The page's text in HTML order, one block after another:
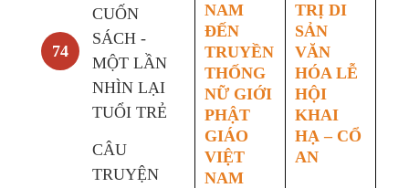
74
CUỐN
SÁCH -
MỘT LẦN
NHÌN LẠI
TUỔI TRẺ
CÂU
TRUYỆN
NAM
ĐẾN
TRUYỀN
THỐNG
NỮ GIỚI
PHẬT
GIÁO
VIỆT
NAM
TRỊ DI
SẢN
VĂN
HÓA LỄ
HỘI
KHAI
HẠ – CỔ
AN